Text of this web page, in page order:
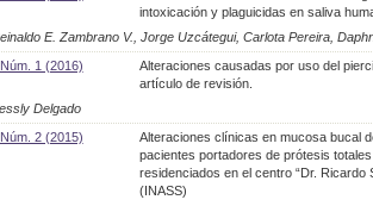
intoxicación y plaguicidas en saliva
E. Zambrano V., Jorge Uzcátegui, Carlota Pereira,
1 (2016)
Alteraciones causadas por uso del
artículo de revisión.
Delgado
2 (2015)
Alteraciones clínicas en mucosa bucal
pacientes portadores de prótesis totales
residenciados en el centro “Dr. Ricardo
(INASS)